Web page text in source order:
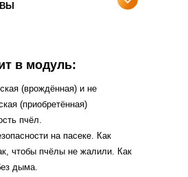
в модуль:
(врождённая) и не
(приобретённая)
пчёл.
на пасеке. Как
чтобы пчёлы не жалили. Как
дыма.